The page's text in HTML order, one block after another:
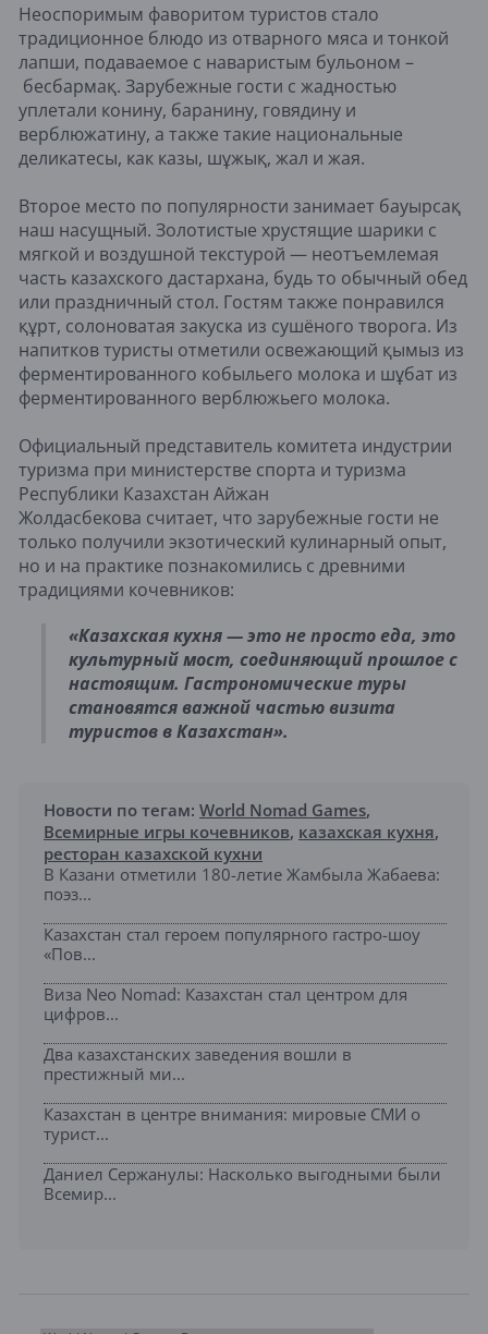
Неоспоримым фаворитом туристов стало
традиционное блюдо из отварного мяса и тонкой
лапши, подаваемое с наваристым бульоном –
бесбармақ. Зарубежные гости с жадностью
уплетали конину, баранину, говядину и
верблюжатину, а также такие национальные
деликатесы, как казы, шұжық, жал и жая.
Второе место по популярности занимает бауырсақ
наш насущный. Золотистые хрустящие шарики с
мягкой и воздушной текстурой — неотъемлемая
часть казахского дастархана, будь то обычный обед
или праздничный стол. Гостям также понравился
құрт, солоноватая закуска из сушёного творога. Из
напитков туристы отметили освежающий қымыз из
ферментированного кобыльего молока и шұбат из
ферментированного верблюжьего молока.
Официальный представитель комитета индустрии
туризма при министерстве спорта и туризма
Республики Казахстан Айжан
Жолдасбекова считает, что зарубежные гости не
только получили экзотический кулинарный опыт,
но и на практике познакомились с древними
традициями кочевников:
«Казахская кухня — это не просто еда, это
культурный мост, соединяющий прошлое с
настоящим. Гастрономические туры
становятся важной частью визита
туристов в Казахстан».
Новости по тегам: World Nomad Games,
Всемирные игры кочевников, казахская кухня,
ресторан казахской кухни
В Казани отметили 180-летие Жамбыла Жабаева:
поэз...
Казахстан стал героем популярного гастро-шоу
«Пов...
Виза Neo Nomad: Казахстан стал центром для
цифров...
Два казахстанских заведения вошли в
престижный ми...
Казахстан в центре внимания: мировые СМИ о
турист...
Даниел Сержанулы: Насколько выгодными были
Всемир...